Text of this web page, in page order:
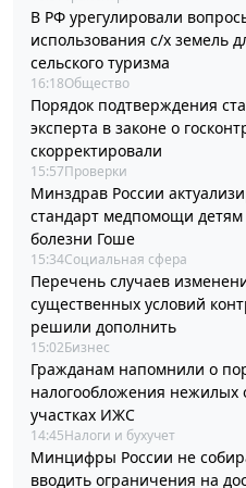
В РФ урегулировали
использования с/х земель
сельского туризма
16:18Общество
Порядок подтверждения
эксперта в законе о
скорректировали
15:57Проверки
Минздрав России
стандарт медпомощи
болезни Гоше
15:34Социальная сфера
Перечень случаев
существенных условий
решили дополнить
15:02Бизнес
Гражданам напомнили о
налогообложения нежилых
участках ИЖС
14:45Налоги и бухучет
Минцифры России не
вводить ограничения на